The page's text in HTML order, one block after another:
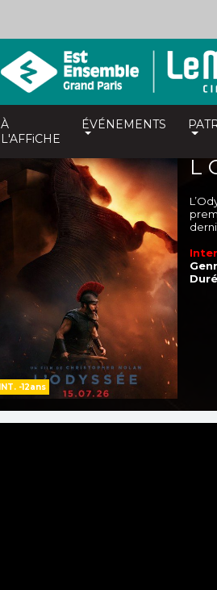
À
L'AFFiCHE
ÉVÉNEMENTS
INT. -12ans
L